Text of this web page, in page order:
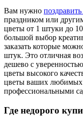
Вам нужно
праздником или
цветы от 1 штуки до
большой выбор
заказать которые
штук. Это отличная
дешево с
цветы высокого
цветы ваших
профессиональными
Где недорого